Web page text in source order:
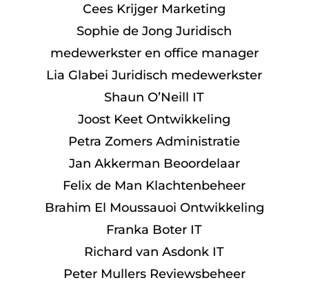
Cees Krijger Marketing
Sophie de Jong Juridisch
medewerkster en office manager
Lia Glabei Juridisch medewerkster
Shaun O’Neill IT
Joost Keet Ontwikkeling
Petra Zomers Administratie
Jan Akkerman Beoordelaar
Felix de Man Klachtenbeheer
Brahim El Moussauoi Ontwikkeling
Franka Boter IT
Richard van Asdonk IT
Peter Mullers Reviewsbeheer